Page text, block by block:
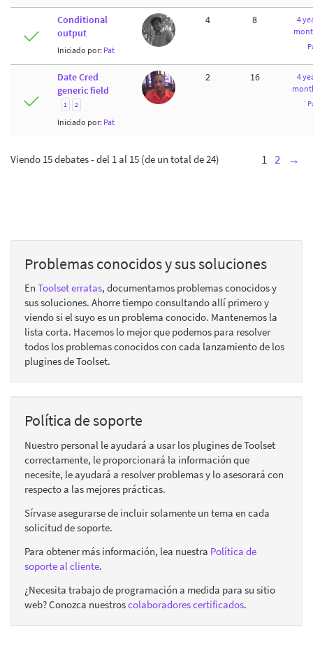
Conditional
output
Iniciado por: Pat
4 8
4
Date Cred
generic field
1 2
Iniciado por: Pat
2 16
4
Viendo 15 debates - del 1 al 15 (de un total de 24) 1 2 →
Problemas conocidos y sus soluciones
En Toolset erratas, documentamos problemas conocidos y
sus soluciones. Ahorre tiempo consultando allí primero y
viendo si el suyo es un problema conocido. Mantenemos la
lista corta. Hacemos lo mejor que podemos para resolver
todos los problemas conocidos con cada lanzamiento de los
plugines de Toolset.
Política de soporte
Nuestro personal le ayudará a usar los plugines de Toolset
correctamente, le proporcionará la información que
necesite, le ayudará a resolver problemas y lo asesorará con
respecto a las mejores prácticas.
Sírvase asegurarse de incluir solamente un tema en cada
solicitud de soporte.
Para obtener más información, lea nuestra Política de
soporte al cliente.
¿Necesita trabajo de programación a medida para su sitio
web? Conozca nuestroscolaboradores certificados.